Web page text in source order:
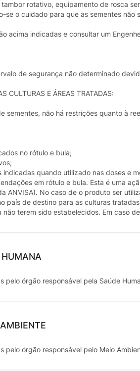
rotativo, equipamento de rosca
o cuidado para que as sementes
acima indicadas e consultar um
de segurança não determinado
CULTURAS E ÁREAS TRATADAS:
sementes, não há restrições quanto à
no rótulo e bula;
indicadas quando utilizado nas doses e
em rótulo e bula. Esta é uma
ANVISA). No caso de o produto ser
país de destino para as culturas
terem sido estabelecidos. Em caso
órgão responsável pela Saúde
órgão responsável pelo Meio